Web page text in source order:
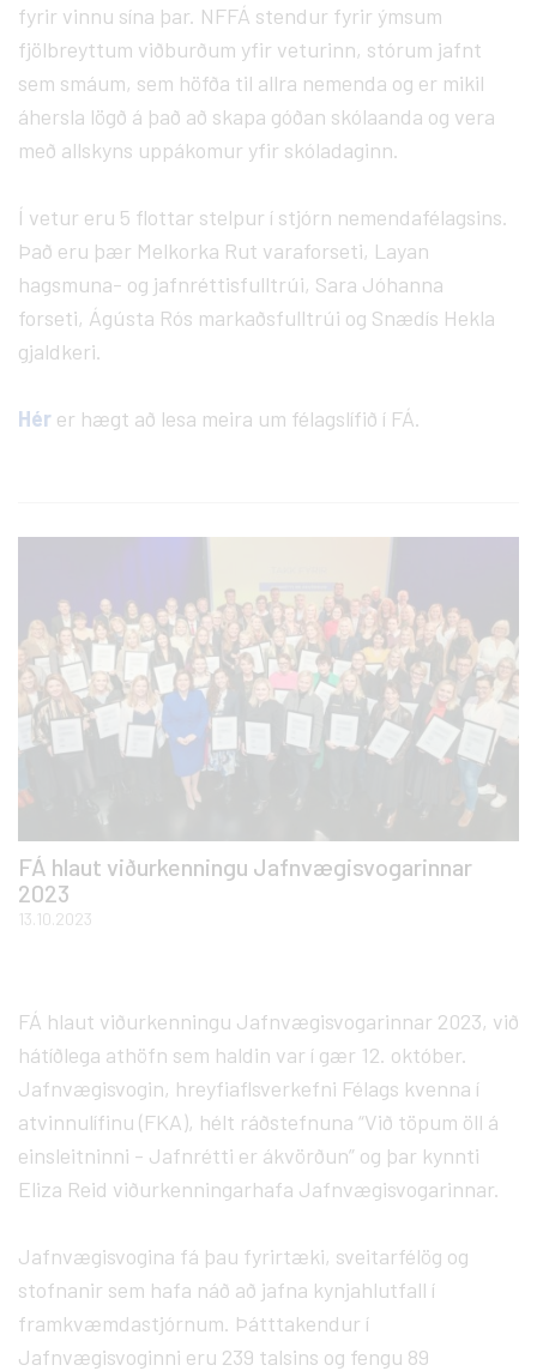
fyrir vinnu sína þar. NFFÁ stendur fyrir ýmsum
fjölbreyttum viðburðum yfir veturinn, stórum jafnt
sem smáum, sem höfða til allra nemenda og er mikil
áhersla lögð á það að skapa góðan skólaanda og vera
með allskyns uppákomur yfir skóladaginn.
Í vetur eru 5 flottar stelpur í stjórn nemendafélagsins.
Það eru þær Melkorka Rut varaforseti, Layan
hagsmuna- og jafnréttisfulltrúi, Sara Jóhanna
forseti, Ágústa Rós markaðsfulltrúi og Snædís Hekla
gjaldkeri.
Hér er hægt að lesa meira um félagslífið í FÁ.
FÁ hlaut viðurkenningu Jafnvægisvogarinnar
2023
13.10.2023
FÁ hlaut viðurkenningu Jafnvægisvogarinnar 2023, við
hátíðlega athöfn sem haldin var í gær 12. október.
Jafnvægisvogin, hreyfiaflsverkefni Félags kvenna í
atvinnulífinu (FKA), hélt ráðstefnuna “Við töpum öll á
einsleitninni - Jafnrétti er ákvörðun” og þar kynnti
Eliza Reid viðurkenningarhafa Jafnvægisvogarinnar.
Jafnvægisvogina fá þau fyrirtæki, sveitarfélög og
stofnanir sem hafa náð að jafna kynjahlutfall í
framkvæmdastjórnum. Þátttakendur í
Jafnvægisvoginni eru 239 talsins og fengu 89